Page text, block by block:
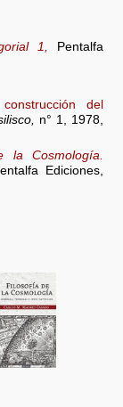
1, Pentalfa
del
n° 1, 1978,
la Cosmología.
Ediciones,